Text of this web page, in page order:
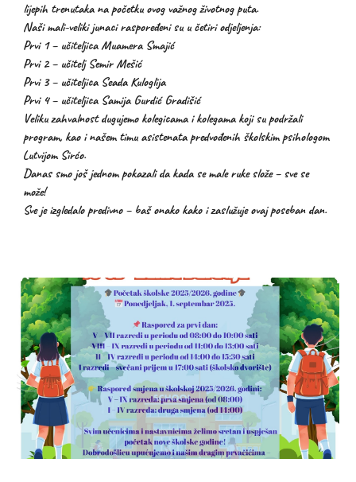
lijepih trenutaka na početku ovog važnog životnog puta.
Naši mali-veliki junaci raspoređeni su u četiri odjeljenja:
Prvi 1 – učiteljica Muamera Smajić
Prvi 2 – učitelj Semir Mešić
Prvi 3 – učiteljica Seada Kuloglija
Prvi 4 – učiteljica Samija Gurdić Gradišić
Veliku zahvalnost dugujemo kolegicama i kolegama koji su podržali
program, kao i našem timu asistenata predvođenih školskim psihologom
Lutvijom Sirćo.
Danas smo još jednom pokazali da kada se male ruke slože – sve se
može!
Sve je izgledalo predivno – baš onako kako i zaslužuje ovaj poseban dan.